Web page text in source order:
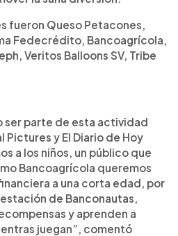
fueron Queso Petacones,
Fedecrédito, Bancoagrícola,
Veritos Balloons SV, Tribe
ser parte de esta actividad
Pictures y El Diario de Hoy
a los niños, un público que
Bancoagrícola queremos
a una corta edad, por
de Banconautas,
y aprenden a
juegan”, comentó